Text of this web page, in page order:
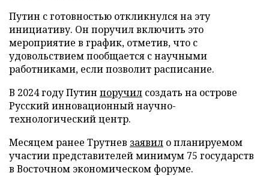
Путин с готовностью откликнулся на эту
инициативу. Он поручил включить это
мероприятие в график, отметив, что с
удовольствием пообщается с научными
работниками, если позволит расписание.
В 2024 году Путин поручил создать на острове
Русский инновационный научно-
технологический центр.
Месяцем ранее Трутнев заявил о планируемом
участии представителей минимум 75 государств
в Восточном экономическом форуме.